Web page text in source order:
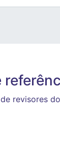
revisores